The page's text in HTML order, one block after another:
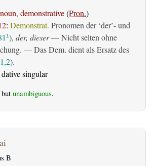
demonstrative(Pron.)
: Demonstrat. Pronomen der ‘der’- und
1), der, dieser— Nicht selten ohne
— Das Dem. dient als Ersatz des
).
singular
unambiguous.
B